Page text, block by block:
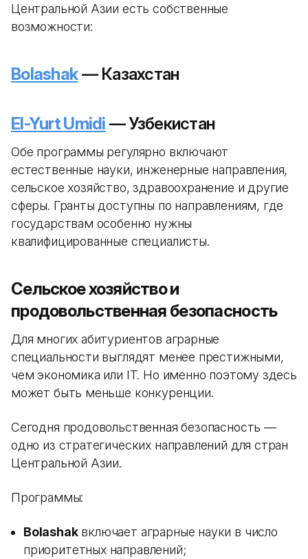
Центральной Азии есть собственные
возможности:
Bolashak— Казахстан
El-Yurt Umidi — Узбекистан
Обе программы регулярно включают
естественные науки, инженерные направления,
сельское хозяйство, здравоохранение и другие
сферы. Гранты доступны по направлениям, где
государствам особенно нужны
квалифицированные специалисты.
Сельское хозяйство и
продовольственная безопасность
Для многих абитуриентов аграрные
специальности выглядят менее престижными,
чем экономика или IT. Но именно поэтому здесь
может быть меньше конкуренции.
Сегодня продовольственная безопасность —
одно из стратегических направлений для стран
Центральной Азии.
Программы:
Bolashakвключает аграрные науки в число
приоритетных направлений;